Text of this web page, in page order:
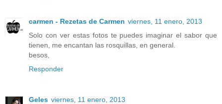
carmen - Rezetas de Carmen viernes, 11 enero, 2013
Solo con ver estas fotos te puedes imaginar el sabor que
tienen, me encantan las rosquillas, en general.
besos,
Responder
Geles viernes, 11 enero, 2013